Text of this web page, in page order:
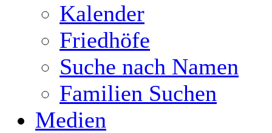
Kalender
Friedhöfe
Suche nach Namen
Familien Suchen
Medien